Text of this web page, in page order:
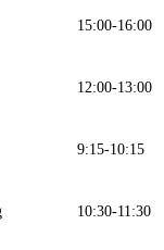
15:00-16:00
12:00-13:00
9:15-10:15
10:30-11:30